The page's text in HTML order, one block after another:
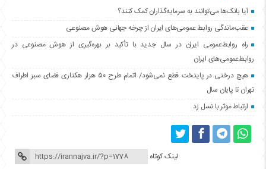
آیا بانک‌ها می‌توانند به سرمایه‌گذاران کمک کنند؟
عقب‌ماندگی روابط عمومی‌های ایران از چرخه جهانی هوش مصنوعی
راه روابط‌عمومی ایران در سال جدید با تأکید بر بهره‌گیری از هوش مصنوعی در
روابط‌عمومی‌های ایران
هیچ درختی در پایتخت قطع نمی‌شود/ اتمام طرح ۵۰ هزار هکتاری فضای سبز اطراف
تهران تا پایان سال
ارتباط موثر با نسل زد
لینک کوتاه